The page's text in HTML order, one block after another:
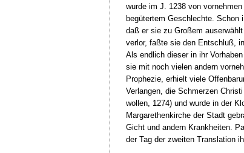
wurde im J. 1238 von
begütertem Geschlechte. Schon
daß er sie zu Großem
verlor, faßte sie den Entschluß,
Als endlich dieser in ihr
sie mit noch vielen andern
Prophezie, erhielt viele
Verlangen, die Schmerzen
wollen, 1274) und wurde in der
Margarethenkirche der Stadt
Gicht und andern Krankheiten.
der Tag der zweiten Translation